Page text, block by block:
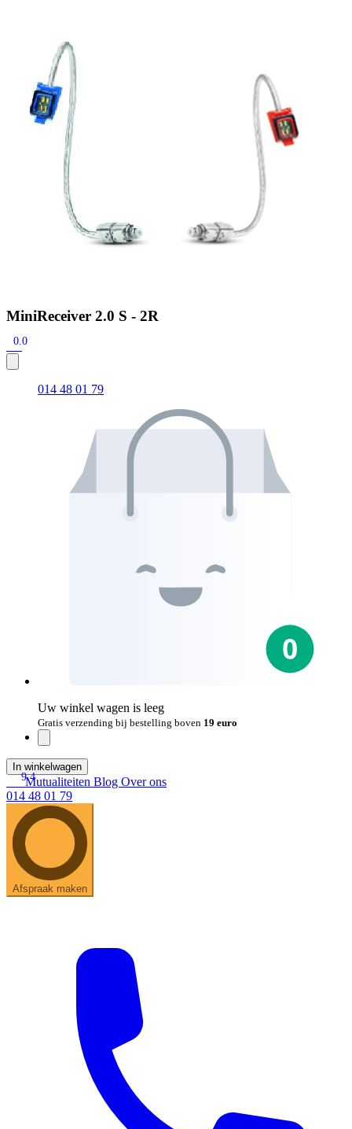
Snel zoeken
Hoorapparaatbatterijen
Phonak Infinio
ReSound Vivia
Oticon IntentSignia Silk
Oticon Intent 1 - Oplaadbaar
De Oticon Intent is het nieuwste hoorapparaat van dit moment.
MiniReceiver 2.0 S - 2R
0.0
014 48 01 79
Uw winkel wagen is leeg
Gratis verzending bij bestelling boven 19 euro
In winkelwagen
9.4
Mutualiteiten Blog Over ons
014 48 01 79
Afspraak maken